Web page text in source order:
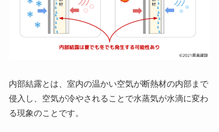
内部結露とは、室内の温かい空気が断熱材の内部まで
侵入し、空気が冷やされることで水蒸気が水滴に変わ
る現象のことです。